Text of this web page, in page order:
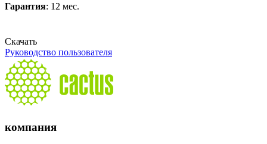
Гарантия: 12 мес.
Скачать
Руководство пользователя
компания